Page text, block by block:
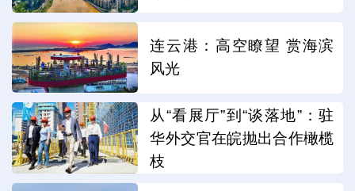
连云港：高空瞭望 赏海滨
风光
从“看展厅”到“谈落地”：驻
华外交官在皖抛出合作橄榄
枝